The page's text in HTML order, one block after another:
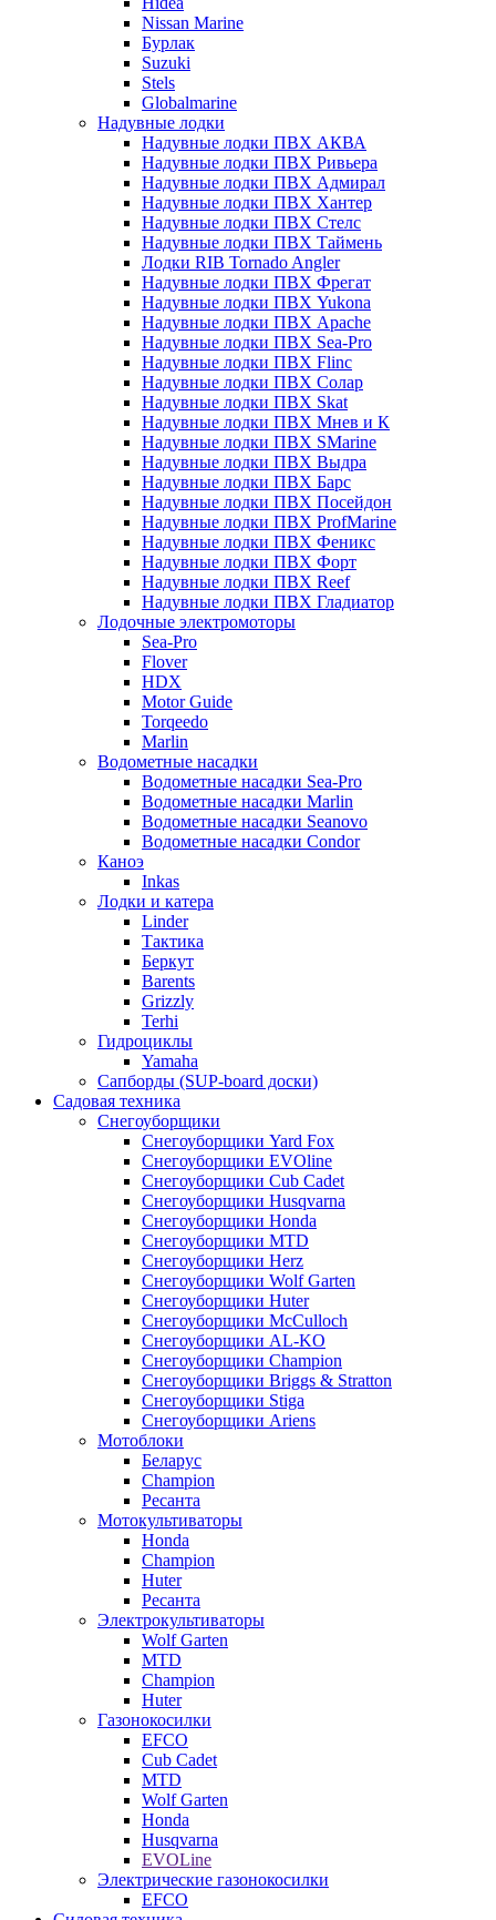
Nissan Marine
Бурлак
Suzuki
Stels
Globalmarine
Надувные лодки
Надувные лодки ПВХ АКВА
Надувные лодки ПВХ Ривьера
Надувные лодки ПВХ Адмирал
Надувные лодки ПВХ Хантер
Надувные лодки ПВХ Стелс
Надувные лодки ПВХ Таймень
Лодки RIB Tornado Angler
Надувные лодки ПВХ Фрегат
Надувные лодки ПВХ Yukona
Надувные лодки ПВХ Apache
Надувные лодки ПВХ Sea-Pro
Надувные лодки ПВХ Flinc
Надувные лодки ПВХ Солар
Надувные лодки ПВХ Skat
Надувные лодки ПВХ Мнев и К
Надувные лодки ПВХ SMarine
Надувные лодки ПВХ Выдра
Надувные лодки ПВХ Барс
Надувные лодки ПВХ Посейдон
Надувные лодки ПВХ ProfMarine
Надувные лодки ПВХ Феникс
Надувные лодки ПВХ Форт
Надувные лодки ПВХ Reef
Надувные лодки ПВХ Гладиатор
Лодочные электромоторы
Sea-Pro
Flover
HDX
Motor Guide
Torqeedo
Marlin
Водометные насадки
Водометные насадки Sea-Pro
Водометные насадки Marlin
Водометные насадки Seanovo
Водометные насадки Condor
Каноэ
Inkas
Лодки и катера
Linder
Тактика
Беркут
Barents
Grizzly
Terhi
Гидроциклы
Yamaha
Сапборды (SUP-board доски)
Садовая техника
Снегоуборщики
Снегоуборщики Yard Fox
Снегоуборщики EVOline
Снегоуборщики Cub Cadet
Снегоуборщики Husqvarna
Снегоуборщики Honda
Снегоуборщики MTD
Снегоуборщики Herz
Снегоуборщики Wolf Garten
Снегоуборщики Huter
Снегоуборщики McCulloch
Снегоуборщики AL-KO
Снегоуборщики Champion
Снегоуборщики Briggs & Stratton
Снегоуборщики Stiga
Снегоуборщики Ariens
Мотоблоки
Беларус
Champion
Ресанта
Мотокультиваторы
Honda
Champion
Huter
Ресанта
Электрокультиваторы
Wolf Garten
MTD
Champion
Huter
Газонокосилки
EFCO
Cub Cadet
MTD
Wolf Garten
Honda
Husqvarna
EVOLine
Электрические газонокосилки
EFCO